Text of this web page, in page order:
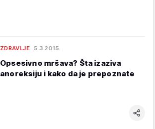
ZDRAVLJE 5.3.2015.
Opsesivno mršava? Šta izaziva
anoreksiju i kako da je prepoznate